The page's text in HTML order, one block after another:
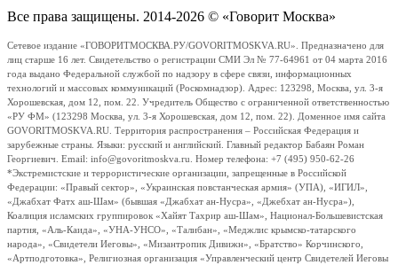
Все права защищены. 2014-2026 © «Говорит Москва»
Сетевое издание «ГОВОРИТМОСКВА.РУ/GOVORITMOSKVA.RU». Предназначено для
лиц старше 16 лет. Свидетельство о регистрации СМИ Эл № 77-64961 от 04 марта 2016
года выдано Федеральной службой по надзору в сфере связи, информационных
технологий и массовых коммуникаций (Роскомнадзор). Адрес: 123298, Москва, ул. 3-я
Хорошевская, дом 12, пом. 22. Учредитель Общество с ограниченной ответственностью
«РУ ФМ» (123298 Москва, ул. 3-я Хорошевская, дом 12, пом. 22). Доменное имя сайта
GOVORITMOSKVA.RU. Территория распространения – Российская Федерация и
зарубежные страны. Языки: русский и английский. Главный редактор Бабаян Роман
Георгиевич. Email: info@govoritmoskva.ru. Номер телефона: +7 (495) 950-62-26
*Экстремистские и террористические организации, запрещенные в Российской
Федерации: «Правый сектор», «Украинская повстанческая армия» (УПА), «ИГИЛ»,
«Джабхат Фатх аш-Шам» (бывшая «Джабхат ан-Нусра», «Джебхат ан-Нусра»),
Коалиция исламских группировок «Хайят Тахрир аш-Шам», Национал-Большевистская
партия, «Аль-Каида», «УНА-УНСО», «Талибан», «Меджлис крымско-татарского
народа», «Свидетели Иеговы», «Мизантропик Дивижн», «Братство» Корчинского,
«Артподготовка», Религиозная организация «Управленческий центр Свидетелей Иеговы